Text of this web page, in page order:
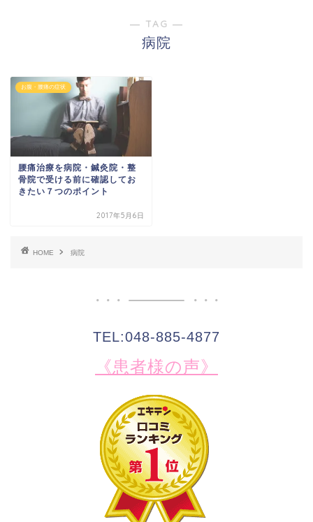
― TAG ―
病院
お腹・腰痛の症状
腰痛治療を病院・鍼灸院・整
骨院で受ける前に確認してお
きたい７つのポイント
2017年5月6日
HOME 病院
TEL:048-885-4877
《患者様の声》